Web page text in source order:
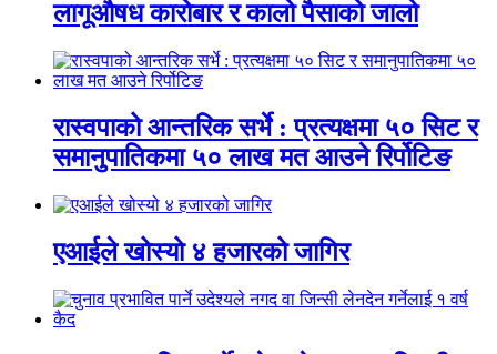
लागूऔषध कारोबार र कालो पैसाको जालो
रास्वपाको आन्तरिक सर्भे : प्रत्यक्षमा ५० सिट र
समानुपातिकमा ५० लाख मत आउने रिर्पोटिङ
एआईले खोस्यो ४ हजारको जागिर